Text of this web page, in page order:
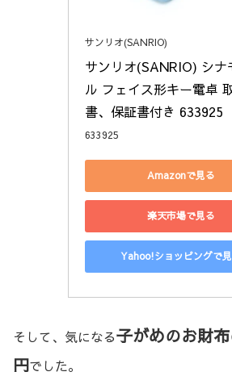
サンリオ(SANRIO)
サンリオ(SANRIO) シナ
ル フェイス形キー電卓
書、保証書付き 633925
633925
Amazonで見る
楽天市場で見る
Yahoo!ショッピングで
そして、気になる子がめのお財
円でした。